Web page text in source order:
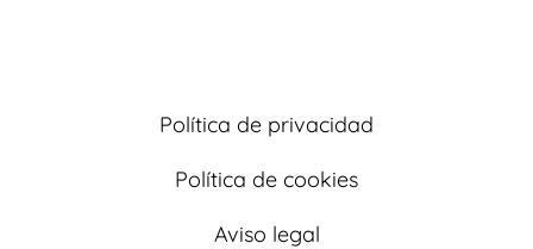
Política de privacidad
Política de cookies
Aviso legal